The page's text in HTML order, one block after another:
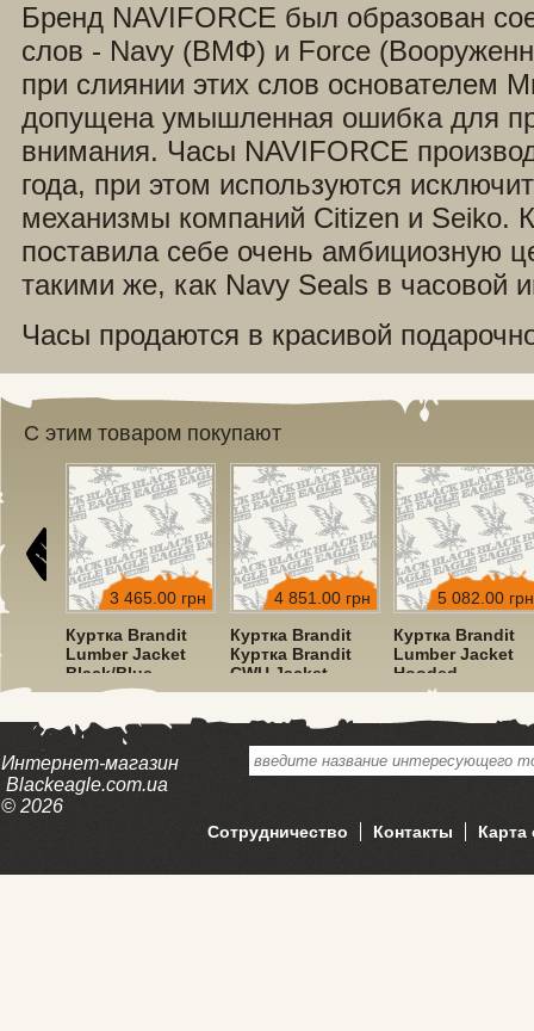
Бренд NAVIFORCE был образован
слов - Navy (ВМФ) и Force
при слиянии этих слов основателем
допущена умышленная ошибка для
внимания. Часы NAVIFORCE
года, при этом используются
механизмы компаний Citizen и Seiko.
поставила себе очень амбициозную
такими же, как Navy Seals в часовой
Часы продаются в красивой
С этим товаром покупают
грн
3 465.00 грн
Куртка Brandit
Lumber Jacket
Black/Blue
4 851.00 грн
Куртка Brandit
Куртка Brandit
CWU Jacket
Hooded Olive
5 082.00 грн
Куртка Brandit
Lumber Jacket
Hooded
Red/Black
Интернет-магазин
Blackeagle.com.ua
© 2026
Сотрудничество Контакты Карта